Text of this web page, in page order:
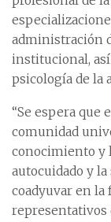
administración
institucional,
psicología de la
“Se espera que
comunidad
conocimiento y
autocuidado y
coadyuvar en
representativos